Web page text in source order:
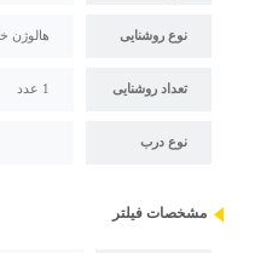
نوع روشنایی هالوژن
تعداد روشنایی 1 عدد
نوع درب
مشخصات فیلتر